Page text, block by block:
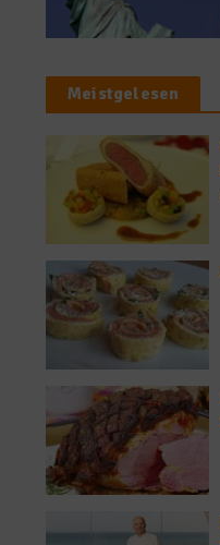
Meistgelesen